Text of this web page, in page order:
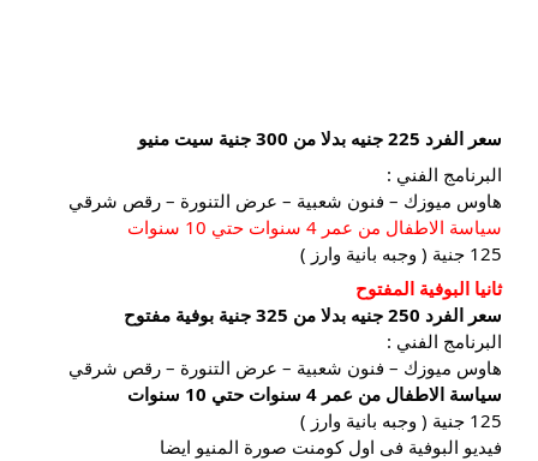
سعر الفرد 225 جنيه بدلا من 300 جنية سيت منيو
البرنامج الفني :
هاوس ميوزك – فنون شعبية – عرض التنورة – رقص شرقي
سياسة الاطفال من عمر 4 سنوات حتي 10 سنوات
125 جنية ( وجبه بانية وارز )
ثانيا البوفية المفتوح
سعر الفرد 250 جنيه بدلا من 325 جنية بوفية مفتوح
البرنامج الفني :
هاوس ميوزك – فنون شعبية – عرض التنورة – رقص شرقي
سياسة الاطفال من عمر 4 سنوات حتي 10 سنوات
125 جنية ( وجبه بانية وارز )
فيديو البوفية فى اول كومنت صورة المنيو ايضا